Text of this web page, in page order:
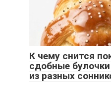
К чему снится
сдобные
из разных